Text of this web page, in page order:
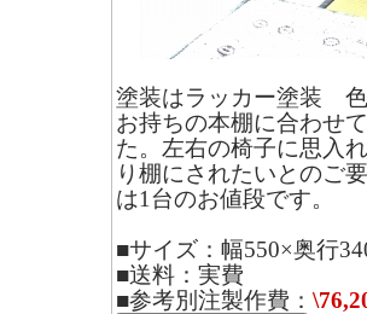
塗装はラッカー塗装
お持ちの本棚に合わせ
た。左右の椅子に思入
り棚にされたいとのご
は1台のお値段です。
■サイズ：幅550×奥行
■送料：実費
■参考別注製作費：